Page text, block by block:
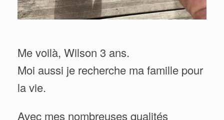
Me voilà, Wilson 3 ans.
Moi aussi je recherche ma famille pour
la vie.
Avec mes nombreuses qualités